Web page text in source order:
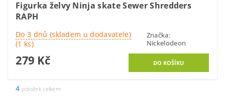
Figurka želvy Ninja skate Sewer Shredders
RAPH
Do 3 dnů (skladem u dodavatele)
(1 ks)
Značka:
Nickelodeon
279 Kč
4 položek celkem